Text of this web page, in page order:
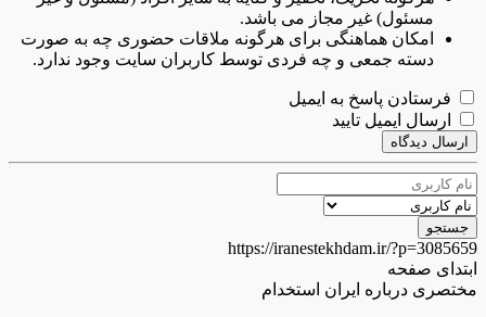
مسئول) غیر مجاز می باشد.
امکان هماهنگی برای هرگونه ملاقات حضوری چه به صورت
دسته جمعی و چه فردی توسط کاربران سایت وجود ندارد.
فرستادن پاسخ به ایمیل
ارسال ایمیل تایید
ارسال دیدگاه
https://iranestekhdam.ir/
صفحه
درباره ایران استخدام